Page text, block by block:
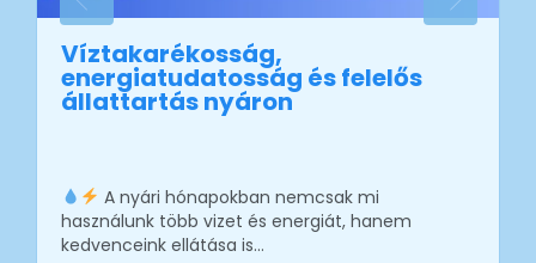
Víztakarékosság,
energiatudatosság és felelős
állattartás nyáron
A nyári hónapokban nemcsak mi
használunk több vizet és energiát, hanem
kedvenceink ellátása is…